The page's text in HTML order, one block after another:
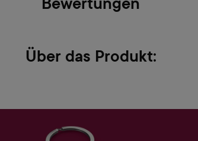
Über das Produkt: